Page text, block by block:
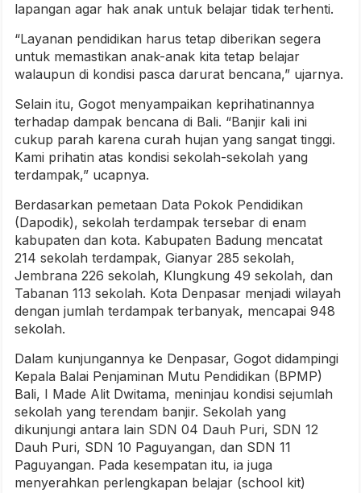
lapangan agar hak anak untuk belajar tidak terhenti.
“Layanan pendidikan harus tetap diberikan segera
untuk memastikan anak-anak kita tetap belajar
walaupun di kondisi pasca darurat bencana,” ujarnya.
Selain itu, Gogot menyampaikan keprihatinannya
terhadap dampak bencana di Bali. “Banjir kali ini
cukup parah karena curah hujan yang sangat tinggi.
Kami prihatin atas kondisi sekolah-sekolah yang
terdampak,” ucapnya.
Berdasarkan pemetaan Data Pokok Pendidikan
(Dapodik), sekolah terdampak tersebar di enam
kabupaten dan kota. Kabupaten Badung mencatat
214 sekolah terdampak, Gianyar 285 sekolah,
Jembrana 226 sekolah, Klungkung 49 sekolah, dan
Tabanan 113 sekolah. Kota Denpasar menjadi wilayah
dengan jumlah terdampak terbanyak, mencapai 948
sekolah.
Dalam kunjungannya ke Denpasar, Gogot didampingi
Kepala Balai Penjaminan Mutu Pendidikan (BPMP)
Bali, I Made Alit Dwitama, meninjau kondisi sejumlah
sekolah yang terendam banjir. Sekolah yang
dikunjungi antara lain SDN 04 Dauh Puri, SDN 12
Dauh Puri, SDN 10 Paguyangan, dan SDN 11
Paguyangan. Pada kesempatan itu, ia juga
menyerahkan perlengkapan belajar (school kit)